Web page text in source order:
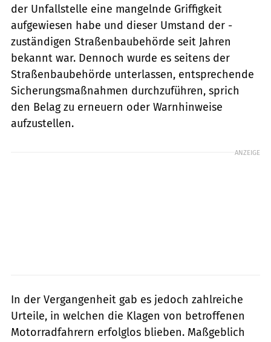
der ­Unfallstelle eine mangelnde Griffigkeit
aufgewiesen habe und dieser Umstand der ­
zuständigen Straßenbaubehörde seit Jahren
bekannt war. Dennoch wurde es seitens der
Straßenbaubehörde unterlassen, entsprechende
Sicherungsmaßnahmen durchzuführen, sprich
den Belag zu erneuern oder Warnhinweise
aufzustellen.
ANZEIGE
In der Vergangenheit gab es jedoch zahlreiche
Urteile, in welchen die Klagen von betroffenen
Motorradfahrern erfolglos blieben. Maßgeblich